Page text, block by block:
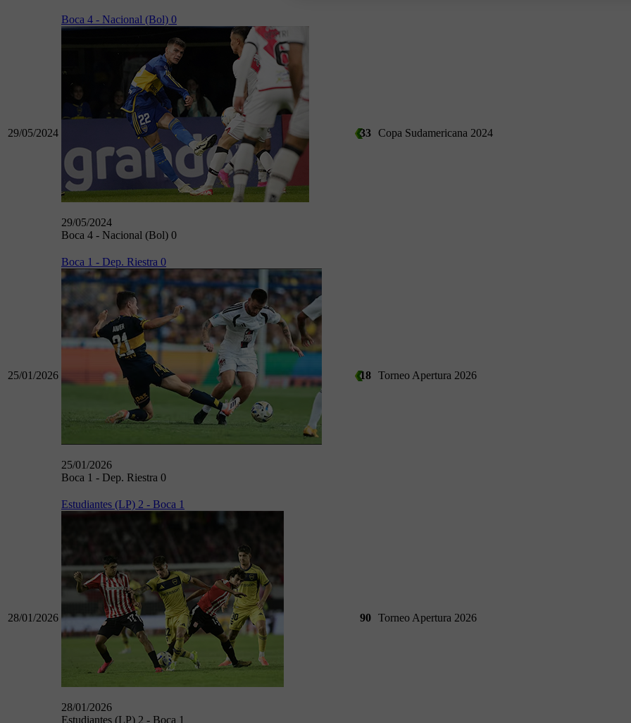
29/05/2024
Boca 4 - Nacional (Bol) 0
29/05/2024
Boca 4 - Nacional (Bol) 0
33 Copa Sudamericana 2024
25/01/2026
Boca 1 - Dep. Riestra 0
25/01/2026
Boca 1 - Dep. Riestra 0
18 Torneo Apertura 2026
28/01/2026
Estudiantes (LP) 2 - Boca 1
28/01/2026
Estudiantes (LP) 2 - Boca 1
90 Torneo Apertura 2026